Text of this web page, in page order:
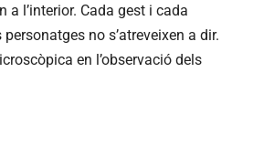
a l’interior. Cada gest i cada
no s’atreveixen a dir.
en l’observació dels